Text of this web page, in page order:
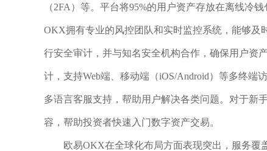
（2FA）等。平台将95%的用户资产存放在离线冷
OKX拥有专业的风控团队和实时监控系统，能够
行安全审计，并与知名安全机构合作，确保用户资
计，支持Web端、移动端（iOS/Android）等多终端
多语言客服支持，帮助用户解决各类问题。对于新
容，帮助投资者快速入门数字资产交易。
欧易OKX在全球化布局方面表现突出，服务覆